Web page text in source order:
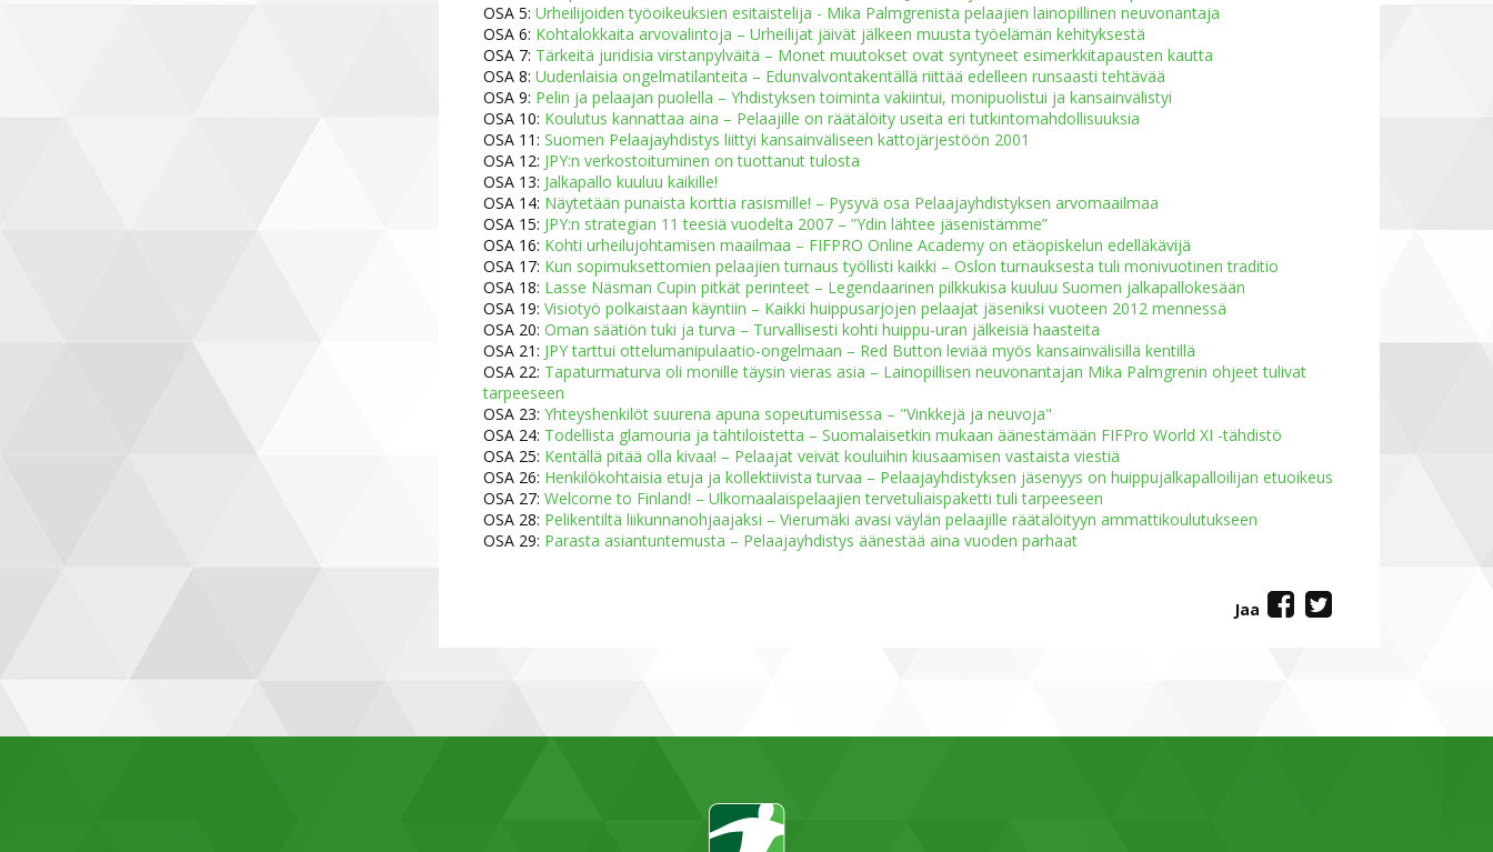
OSA 5: Urheilijoiden työoikeuksien esitaistelija - Mika Palmgrenista pelaajien lainopillinen neuvonantaja
OSA 6: Kohtalokkaita arvovalintoja – Urheilijat jäivät jälkeen muusta työelämän kehityksestä
OSA 7: Tärkeitä juridisia virstanpylväitä – Monet muutokset ovat syntyneet esimerkkitapausten kautta
OSA 8: Uudenlaisia ongelmatilanteita – Edunvalvontakentällä riittää edelleen runsaasti tehtävää
OSA 9: Pelin ja pelaajan puolella – Yhdistyksen toiminta vakiintui, monipuolistui ja kansainvälistyi
OSA 10: Koulutus kannattaa aina – Pelaajille on räätälöity useita eri tutkintomahdollisuuksia
OSA 11: Suomen Pelaajayhdistys liittyi kansainväliseen kattojärjestöön 2001
OSA 12: JPY:n verkostoituminen on tuottanut tulosta
OSA 13: Jalkapallo kuuluu kaikille!
OSA 14: Näytetään punaista korttia rasismille! – Pysyvä osa Pelaajayhdistyksen arvomaailmaa
OSA 15: JPY:n strategian 11 teesiä vuodelta 2007 – ”Ydin lähtee jäsenistämme”
OSA 16: Kohti urheilujohtamisen maailmaa – FIFPRO Online Academy on etäopiskelun edelläkävijä
OSA 17: Kun sopimuksettomien pelaajien turnaus työllisti kaikki – Oslon turnauksesta tuli monivuotinen traditio
OSA 18: Lasse Näsman Cupin pitkät perinteet – Legendaarinen pilkkukisa kuuluu Suomen jalkapallokesään
OSA 19: Visiotyö polkaistaan käyntiin – Kaikki huippusarjojen pelaajat jäseniksi vuoteen 2012 mennessä
OSA 20: Oman säätiön tuki ja turva – Turvallisesti kohti huippu-uran jälkeisiä haasteita
OSA 21: JPY tarttui ottelumanipulaatio-ongelmaan – Red Button leviää myös kansainvälisillä kentillä
OSA 22: Tapaturmaturva oli monille täysin vieras asia – Lainopillisen neuvonantajan Mika Palmgrenin ohjeet tulivat
tarpeeseen
OSA 23: Yhteyshenkilöt suurena apuna sopeutumisessa – "Vinkkejä ja neuvoja"
OSA 24: Todellista glamouria ja tähtiloistetta – Suomalaisetkin mukaan äänestämään FIFPro World XI -tähdistö
OSA 25: Kentällä pitää olla kivaa! – Pelaajat veivät kouluihin kiusaamisen vastaista viestiä
OSA 26: Henkilökohtaisia etuja ja kollektiivista turvaa – Pelaajayhdistyksen jäsenyys on huippujalkapalloilijan etuoikeus
OSA 27: Welcome to Finland! – Ulkomaalaispelaajien tervetuliaispaketti tuli tarpeeseen
OSA 28: Pelikentiltä liikunnanohjaajaksi – Vierumäki avasi väylän pelaajille räätälöityyn ammattikoulutukseen
OSA 29: Parasta asiantuntemusta – Pelaajayhdistys äänestää aina vuoden parhaat
Jaa